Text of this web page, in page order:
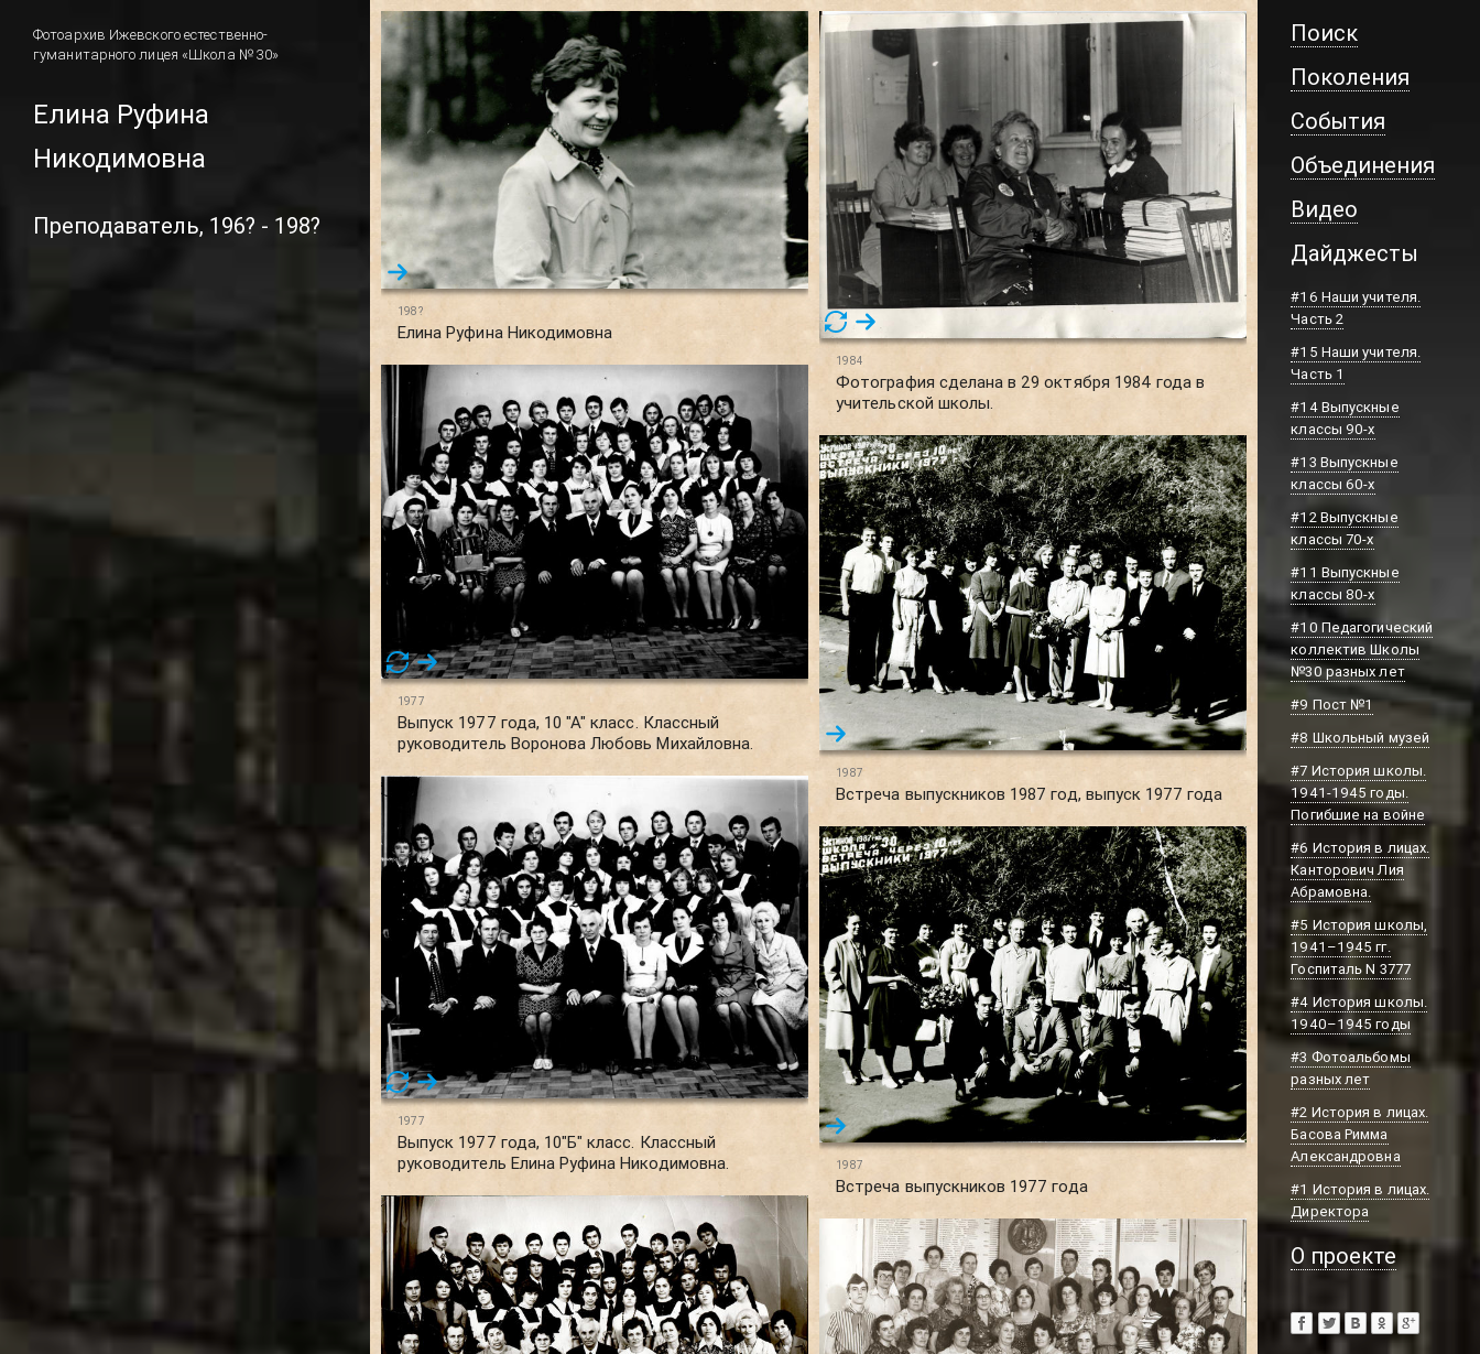
Фотоархив Ижевского естественно-
гуманитарного лицея «Школа № 30»
Елина Руфина
Никодимовна
Преподаватель, 196? - 198?
198?
Елина Руфина Никодимовна
1977
Выпуск 1977 года, 10 "А" класс. Классный
руководитель Воронова Любовь Михайловна.
1977
Выпуск 1977 года, 10"Б" класс. Классный
руководитель Елина Руфина Никодимовна.
1984
Фотография сделана в 29 октября 1984 года в
учительской школы.
1987
Встреча выпускников 1987 год, выпуск 1977 года
1987
Встреча выпускников 1977 года
Поиск
Поколения
События
Объединения
Видео
Дайджесты
#16 Наши учителя.
Часть 2
#15 Наши учителя.
Часть 1
#14 Выпускные
классы 90-х
#13 Выпускные
классы 60-х
#12 Выпускные
классы 70-х
#11 Выпускные
классы 80-х
#10 Педагогический
коллектив Школы
№30 разных лет
#9 Пост №1
#8 Школьный музей
#7 История школы.
1941-1945 годы.
Погибшие на войне
#6 История в лицах.
Канторович Лия
Абрамовна.
#5 История школы,
1941–1945 гг.
Госпиталь N 3777
#4 История школы.
1940–1945 годы
#3 Фотоальбомы
разных лет
#2 История в лицах.
Басова Римма
Александровна
#1 История в лицах.
Директора
О проекте